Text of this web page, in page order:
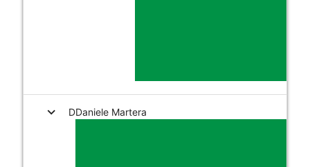
expand_more DDaniele Martera